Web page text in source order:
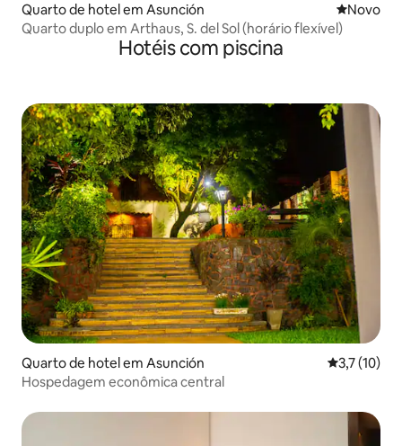
Quarto de hotel em Asunción Novo
Novo
Quarto duplo em Arthaus, S. del Sol (horário flexível)
Hotéis com piscina
Quarto de hotel em Asunción
3,7 (10)
Hospedagem econômica central